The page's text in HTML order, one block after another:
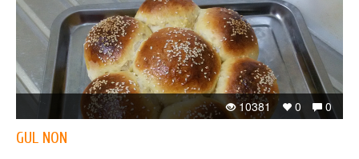
0
0
10381
GUL NON